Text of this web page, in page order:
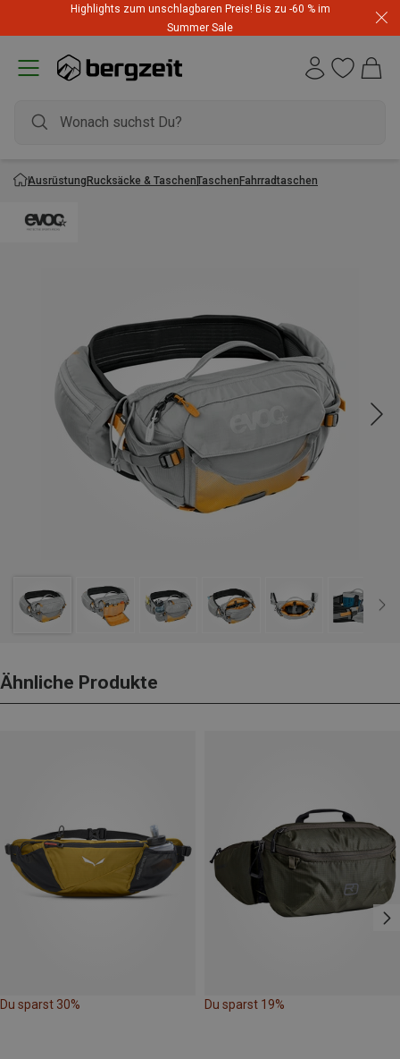
Highlights zum unschlagbaren Preis! Bis zu -60 % im
Summer Sale
AusrüstungRucksäcke & TaschenTaschenFahrradtaschen
Ähnliche Produkte
Du sparst 30% Du sparst 19%